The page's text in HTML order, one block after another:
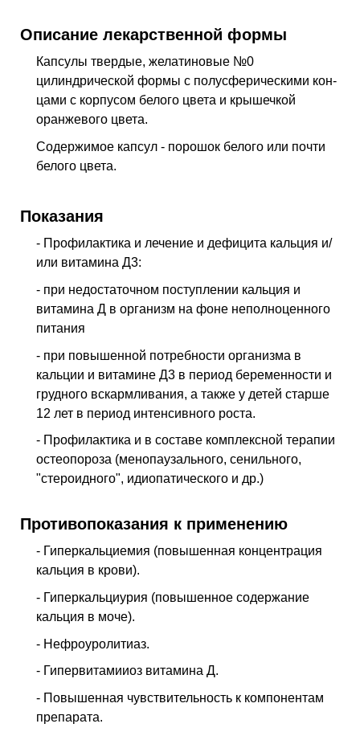
Описание лекарственной формы
Капсулы твердые, желатиновые №0
цилиндрической формы с полусферическими кон­
цами с корпусом белого цвета и крышечкой
оранжевого цвета.
Содержимое капсул - порошок белого или почти
белого цвета.
Показания
- Профилактика и лечение и дефицита кальция и/
или витамина Д3:
- при недостаточном поступлении кальция и
витамина Д в организм на фоне неполноценного
питания
- при повышенной потребности организма в
кальции и витамине Д3 в период беременности и
грудного вскармливания, а также у детей старше
12 лет в период интенсивного роста.
- Профилактика и в составе комплексной терапии
остеопороза (менопаузаль­ного, сенильного,
"стероидного", идиопатического и др.)
Противопоказания к применению
- Гиперкальциемия (повышенная концентрация
кальция в крови).
- Гиперкальциурия (повышенное содержание
кальция в моче).
- Нефроуролитиаз.
- Гипервитамииоз витамина Д.
- Повышенная чувствительность к компонентам
препарата.